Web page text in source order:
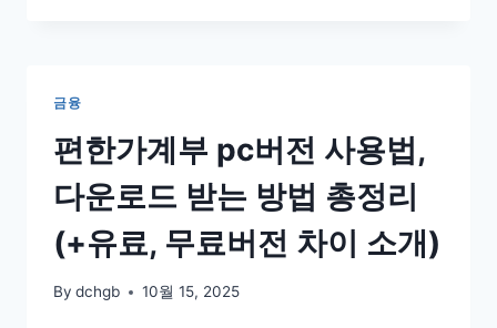
필
수
교
통
금융
편한가계부 pc버전 사용법,
다운로드 받는 방법 총정리
(+유료, 무료버전 차이 소개)
By dchgb 10월 15, 2025